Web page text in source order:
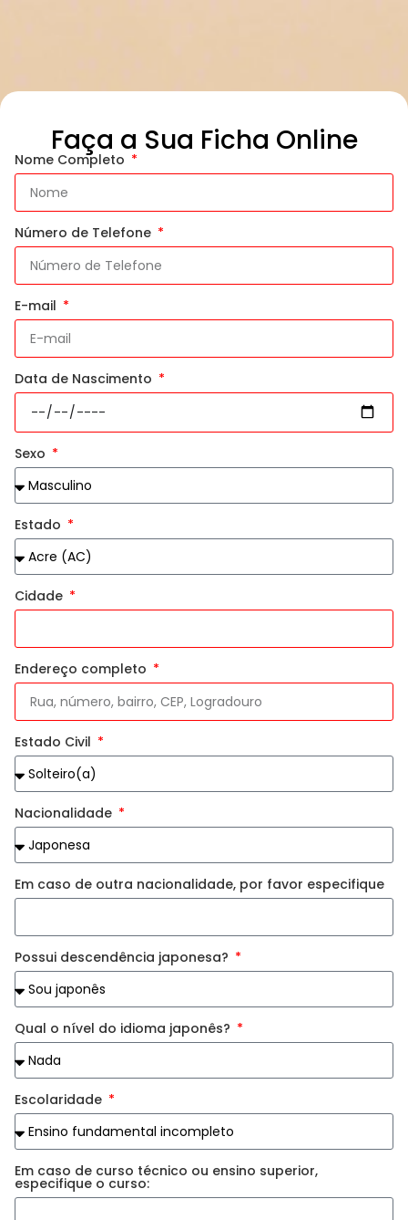
Faça a Sua Ficha Online
Nome Completo
Número de Telefone
E-mail
Data de Nascimento
Sexo
Estado
Cidade
Endereço completo
Estado Civil
Nacionalidade
Em caso de outra nacionalidade, por favor especifique
Possui descendência japonesa?
Qual o nível do idioma japonês?
Escolaridade
Em caso de curso técnico ou ensino superior,
especifique o curso: